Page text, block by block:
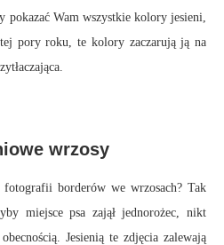
pokazać Wam wszystkie kolory jesieni,
pory roku, te kolory zaczarują ją na
wrzosy
borderów we wrzosach? Tak
miejsce psa zajął jednorożec, nikt
Jesienią te zdjęcia zalewają